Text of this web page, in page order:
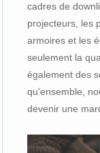
cadres de
projecteurs, les
armoires et les
seulement la
également des
qu'ensemble,
devenir une